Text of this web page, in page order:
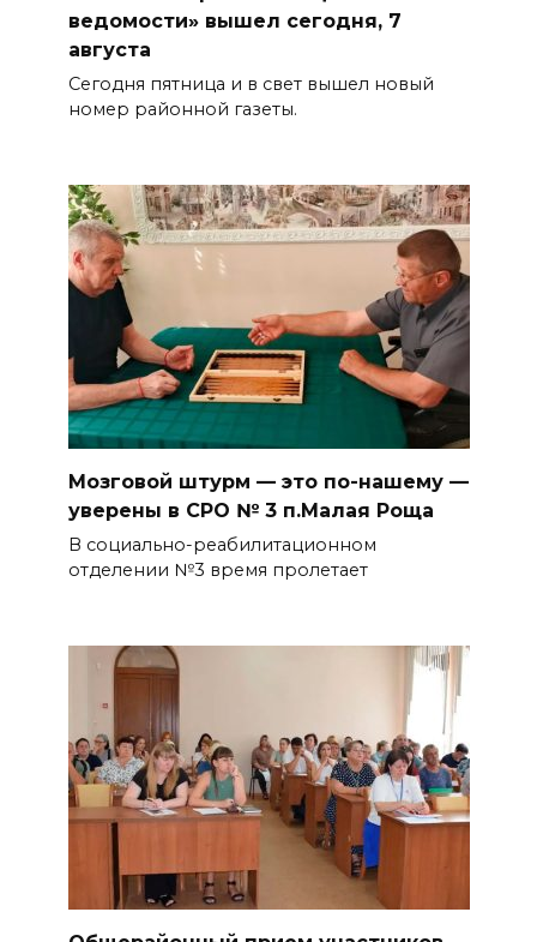
ведомости» вышел сегодня, 7
августа
Сегодня пятница и в свет вышел новый
номер районной газеты.
Мозговой штурм — это по-нашему —
уверены в СРО № 3 п.Малая Роща
В социально-реабилитационном
отделении №3 время пролетает